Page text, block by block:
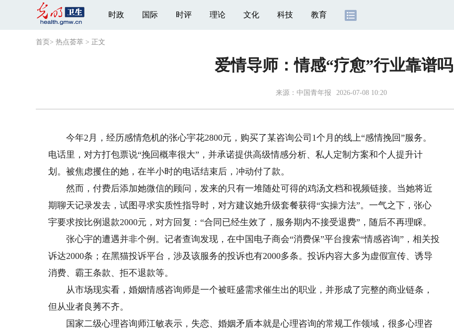
时政 国际 时评 理论 文化 科技 教育
首页 > 热点荟萃 > 正文
爱情导师：情感“疗愈”行业靠谱吗
来源： 中国青年报 2026-07-08 10:20
今年2月，经历感情危机的张心宇花2800元，购买了某咨询公司1个月的线上“感情挽回”服务。
电话里，对方打包票说“挽回概率很大”，并承诺提供高级情感分析、私人定制方案和个人提升计
划。被焦虑攫住的她，在半小时的电话结束后，冲动付了款。
然而，付费后添加她微信的顾问，发来的只有一堆随处可得的鸡汤文档和视频链接。当她将近
期聊天记录发去，试图寻求实质性指导时，对方建议她升级套餐获得“实操方法”。一气之下，张心
宇要求按比例退款2000元，对方回复：“合同已经生效了，服务期内不接受退费”，随后不再理睬。
张心宇的遭遇并非个例。记者查询发现，在中国电子商会“消费保”平台搜索“情感咨询”，相关投
诉达2000条；在黑猫投诉平台，涉及该服务的投诉也有2000多条。投诉内容大多为虚假宣传、诱导
消费、霸王条款、拒不退款等。
从市场现实看，婚姻情感咨询师是一个被旺盛需求催生出的职业，并形成了完整的商业链条，
但从业者良莠不齐。
国家二级心理咨询师江敏表示，失恋、婚姻矛盾本就是心理咨询的常规工作领域，很多心理咨